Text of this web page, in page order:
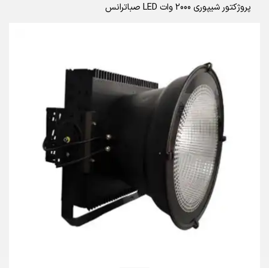
پروژکتور شیپوری 2000 وات LED صباترانس